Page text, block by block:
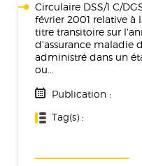
Circulaire DSS/1 C/
février 2001 relative à
titre transitoire sur
d'assurance maladie
administré dans un
ou...
Publication :
Tag(s) :